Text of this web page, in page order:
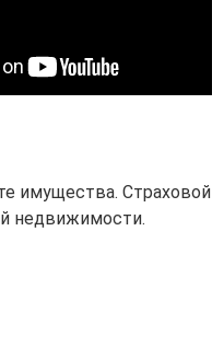
имущества. Страховой
недвижимости.